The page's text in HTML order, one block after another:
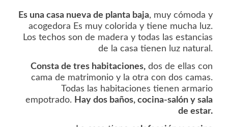
Es una casa nueva de planta baja, muy cómoda y
acogedora Es muy colorida y tiene mucha luz.
Los techos son de madera y todas las estancias
de la casa tienen luz natural.
Consta de tres habitaciones, dos de ellas con
cama de matrimonio y la otra con dos camas.
Todas las habitaciones tienen armario
empotrado. Hay dos baños, cocina-salón y sala
de estar.